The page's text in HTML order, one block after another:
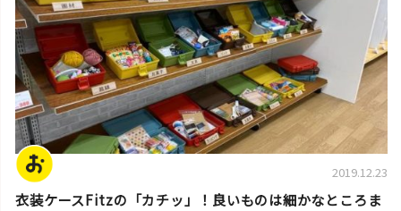
2019.12.23
衣装ケースFitzの「カチッ」！良いものは細かなところま